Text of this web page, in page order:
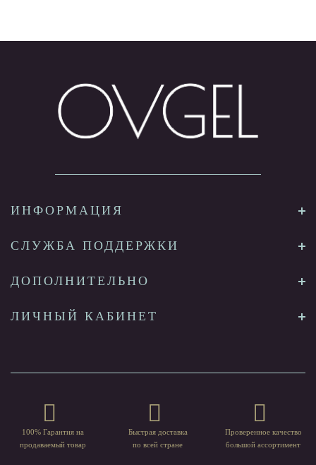
ИНФОРМАЦИЯ
СЛУЖБА ПОДДЕРЖКИ
ДОПОЛНИТЕЛЬНО
ЛИЧНЫЙ КАБИНЕТ
100% Гарантия на
продаваемый товар
Быстрая доставка
по всей стране
Проверенное качество
большой ассортимент